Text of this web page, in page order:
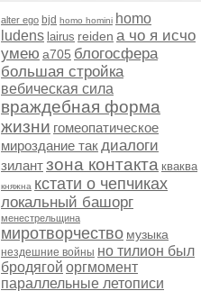
alter ego bjd homo homini homo
ludens lairus reiden а чо я исчо
умею а705 блогосфера
большая стройка
вебическая сила
враждебная форма
жизни гомеопатическое
мироздание такдиалоги
зилантзона контакта кваква
княжна кстати о чепчиках
локальный башорг
менестрельщина
миротворчество музыка
нездешние войны но тилион был
бродягой оргмомент
параллельные летописи